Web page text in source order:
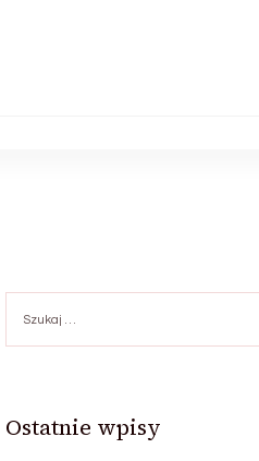
Ostatnie wpisy